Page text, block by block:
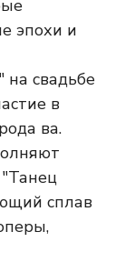
эпохи и
свадьбе
в
ва.
сплав